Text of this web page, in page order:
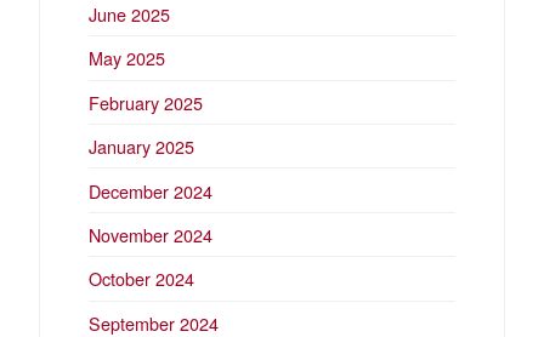
June 2025
May 2025
February 2025
January 2025
December 2024
November 2024
October 2024
September 2024